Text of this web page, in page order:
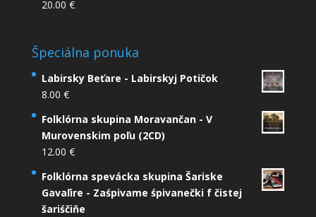
20.00 €
Špeciálna ponuka
Labirsky Beťare - Labirskyj Potičok
8.00 €
Folklórna skupina Moravančan - V
Murovenskim poľu (2CD)
12.00 €
Folklórna spevácka skupina Šariske
Gavaľire - Zaśpivame śpivanečki f čistej
šariśčiňe